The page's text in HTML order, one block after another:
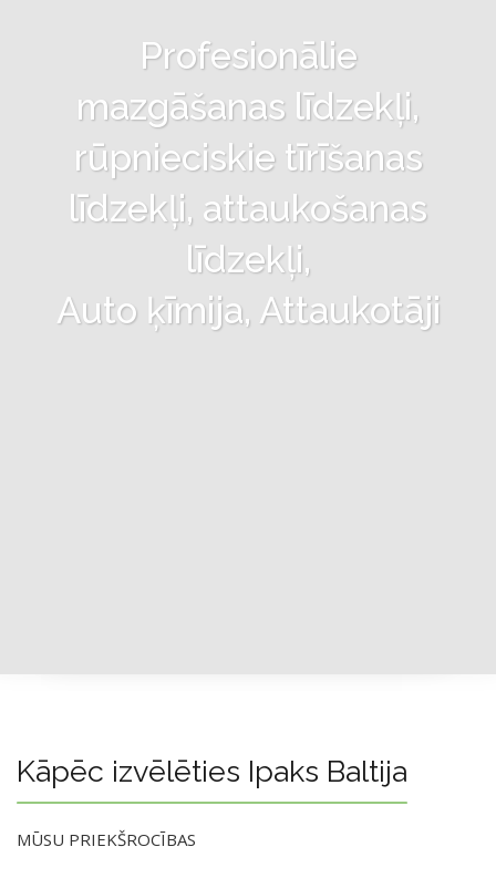
Profesionālie
mazgāšanas līdzekļi,
rūpnieciskie tīrīšanas
līdzekļi, attaukošanas
līdzekļi,
Auto ķīmija, Attaukotāji
Kāpēc izvēlēties Ipaks Baltija
MŪSU PRIEKŠROCĪBAS